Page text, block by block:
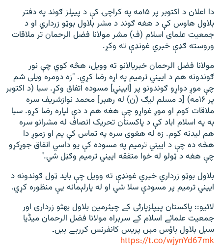
دا اعلان د اکتوبر پر ۱۵مه په کراچۍ کې د پیپلز ګوند په دفتر
بلاول هاوس کې د هغه ګوند د مشر بلاول بوټو زرداري او د
جمعیت علمای اسلام (ف) مشر مولانا فضل الرحمان تر ملاقات
وروسته ګډې خبري غونډې ته وکړ.
مولانا فضل الرحمان خبریالانو ته وویل، هڅه کوي چې نور
ګوندونه هم د اییني ترمیم په اړه رضا کړي. "زه دومره ويلی شم
چې موږ دواړو ګوندونو پر [اييني] مسوده اتفاق وکړ. سبا (د اکتوبر
پر ۱۶مه) [د مسلم ليګ (ن) له رهبر] محمد نوازشريف سره
ملاقات کوم او موږ غواړو چې هغه هم د دې لپاره رضا کړو. سبا
به په اسلام اباد کې د پاکستان تحريک انصاف له مشرانو سره
هم لیدنه کوم. زه له هغوی سره په تماس کې يم او زموږ دا
هڅه ده چې د اييني ترميم په مسوده کې يو داسي اتفاق جوړکړو
چې هغه د ټولو له خوا متفقه اييني ترميم وګڼل شي."
بلاول بوټو زرداري خبري غونډې ته وویل چې بايد ټول ګوندونه د
اییني ترمیم پر مسودې سلا شي او له پارلېمانه یې منظوره کړي.
لائیو:: پاکستان پیپلزپارٹی کے چیئرمین بلاول بھٹو زرداری اور
جمعیت علمائے اسلام کے سربراہ مولانا فضل الرحمان میڈیا
سیل بلاول ہاؤس میں پریس کانفرنس کررہے ہیں۔
https://t.co/wjynYd67mk